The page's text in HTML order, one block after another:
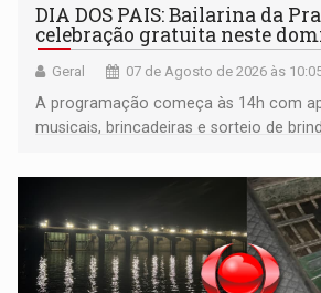
DIA DOS PAIS: Bailarina da
celebração gratuita neste
Geral 07 de Agosto de 2026 às
A programação começa às 14h com
musicais, brincadeiras e sorteio de
bolo e canto de parabéns dedicado